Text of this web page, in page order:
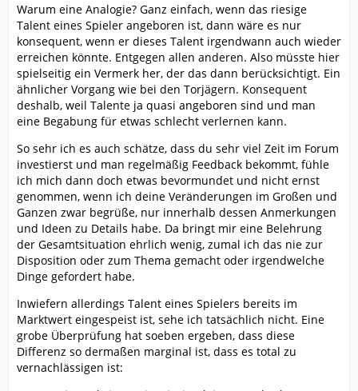
Warum eine Analogie? Ganz einfach, wenn das riesige
Talent eines Spieler angeboren ist, dann wäre es nur
konsequent, wenn er dieses Talent irgendwann auch wieder
erreichen könnte. Entgegen allen anderen. Also müsste hier
spielseitig ein Vermerk her, der das dann berücksichtigt. Ein
ähnlicher Vorgang wie bei den Torjägern. Konsequent
deshalb, weil Talente ja quasi angeboren sind und man
eine Begabung für etwas schlecht verlernen kann.
So sehr ich es auch schätze, dass du sehr viel Zeit im Forum
investierst und man regelmäßig Feedback bekommt, fühle
ich mich dann doch etwas bevormundet und nicht ernst
genommen, wenn ich deine Veränderungen im Großen und
Ganzen zwar begrüße, nur innerhalb dessen Anmerkungen
und Ideen zu Details habe. Da bringt mir eine Belehrung
der Gesamtsituation ehrlich wenig, zumal ich das nie zur
Disposition oder zum Thema gemacht oder irgendwelche
Dinge gefordert habe.
Inwiefern allerdings Talent eines Spielers bereits im
Marktwert eingespeist ist, sehe ich tatsächlich nicht. Eine
grobe Überprüfung hat soeben ergeben, dass diese
Differenz so dermaßen marginal ist, dass es total zu
vernachlässigen ist: